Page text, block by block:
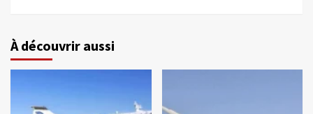
À découvrir aussi